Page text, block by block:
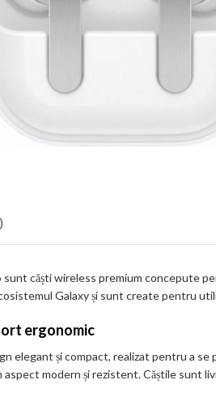
sunt căști wireless premium concepute
Galaxy și sunt create pentru
ergonomic
elegant și compact, realizat pentru a
modern și rezistent. Căștile sunt